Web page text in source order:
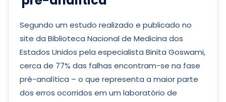
Segundo um estudo realizado e publicado no
site da Biblioteca Nacional de Medicina dos
Estados Unidos pela especialista Binita Goswami,
cerca de 77% das falhas encontram-se na fase
pré-analítica – o que representa a maior parte
dos erros ocorridos em um laboratório de